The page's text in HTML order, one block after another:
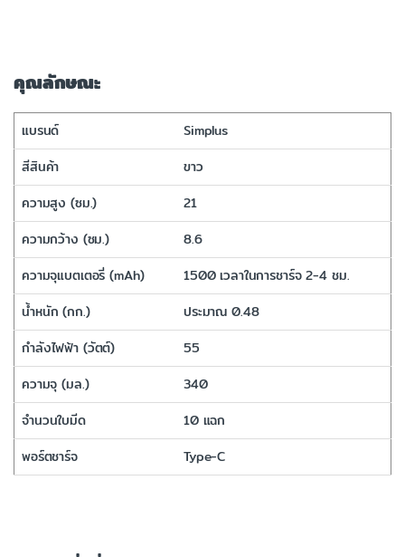
คุณลักษณะ
แบรนด์
Simplus
สีสินค้า
ขาว
ความสูง (ซม.)
21
ความกว้าง (ซม.)
8.6
ความจุแบตเตอรี่ (mAh)
1500 เวลาในการชาร์จ 2-4 ชม.
น้ำหนัก (กก.)
ประมาณ 0.48
กำลังไฟฟ้า (วัตต์)
55
ความจุ (มล.)
340
จำนวนใบมีด
10 แฉก
พอร์ตชาร์จ
Type-C